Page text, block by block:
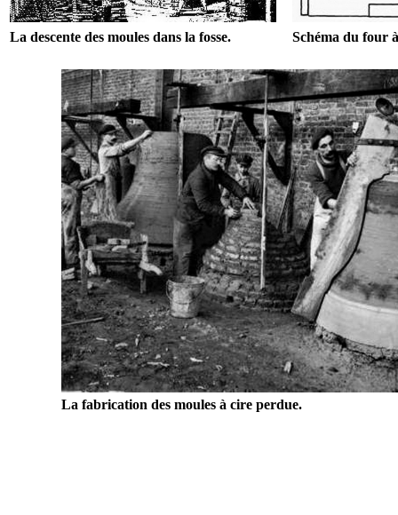
La descente des moules dans la fosse. Schéma du four
La fabrication des moules à cire perdue.